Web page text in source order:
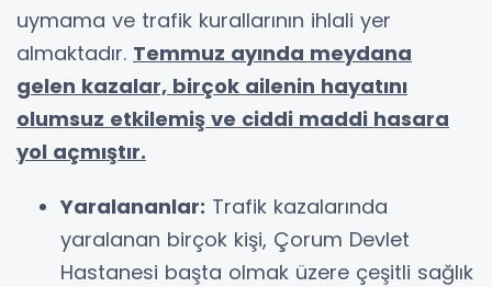
uymama ve trafik kurallarının ihlali yer
almaktadır. Temmuz ayında meydana
gelen kazalar, birçok ailenin hayatını
olumsuz etkilemiş ve ciddi maddi hasara
yol açmıştır.
Yaralananlar: Trafik kazalarında
yaralanan birçok kişi, Çorum Devlet
Hastanesi başta olmak üzere çeşitli sağlık